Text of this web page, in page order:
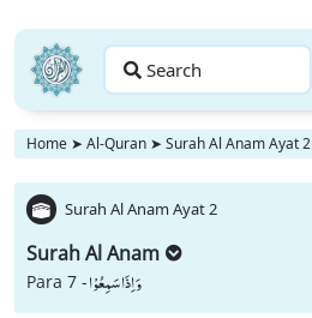
Search
Home ➤ Al-Quran ➤ Surah Al Anam Ayat 2
Surah Al Anam Ayat 2
Surah Al Anam
Para 7 -وَ اِذَا سَمِعُوْا